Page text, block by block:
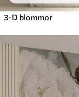
3-D blommor